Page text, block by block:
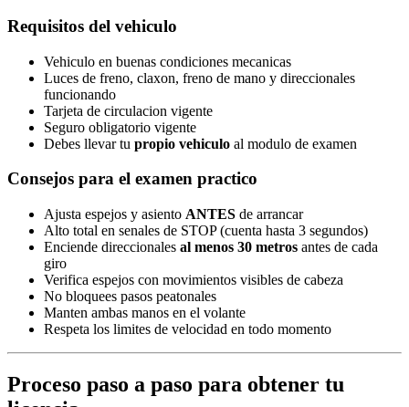
Requisitos del vehiculo
Vehiculo en buenas condiciones mecanicas
Luces de freno, claxon, freno de mano y direccionales
funcionando
Tarjeta de circulacion vigente
Seguro obligatorio vigente
Debes llevar tu propio vehiculo al modulo de examen
Consejos para el examen practico
Ajusta espejos y asiento ANTES de arrancar
Alto total en senales de STOP (cuenta hasta 3 segundos)
Enciende direccionales al menos 30 metros antes de cada
giro
Verifica espejos con movimientos visibles de cabeza
No bloquees pasos peatonales
Manten ambas manos en el volante
Respeta los limites de velocidad en todo momento
Proceso paso a paso para obtener tu